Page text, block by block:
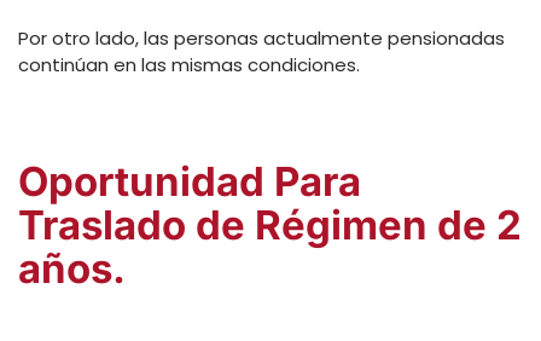
Por otro lado, las personas actualmente pensionadas
continúan en las mismas condiciones.
Oportunidad Para
Traslado de Régimen de 2
años.